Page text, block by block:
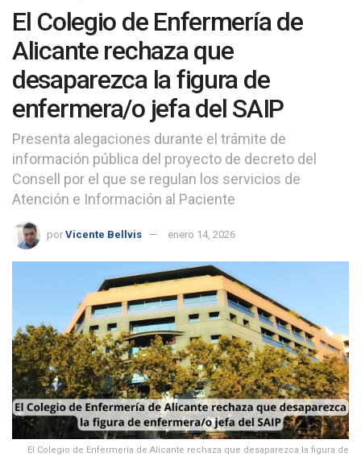
El Colegio de Enfermería de
Alicante rechaza que
desaparezca la figura de
enfermera/o jefa del SAIP
Presenta alegaciones durante el trámite de
información pública del proyecto de decreto del
Consell por el que se regulan los servicios de
Atención e Información al Paciente
por Vicente Bellvis enero 14, 2026
El Colegio de Enfermería de Alicante rechaza que desaparezca la figura de